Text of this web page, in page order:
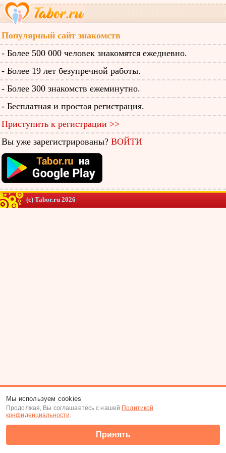
Популярный сайт знакомств
- Более 500 000 человек знакомятся ежедневно.
- Более 19 лет безупречной работы.
- Более 300 знакомств ежеминутно.
- Бесплатная и простая регистрация.
Приступить к регистрации >>
Вы уже зарегистрированы? ВОЙТИ
(c) Tabor.ru 2026
Мы используем cookies
Продолжая, Вы соглашаетесь с нашей Политикой
конфиденциальности.
Принять